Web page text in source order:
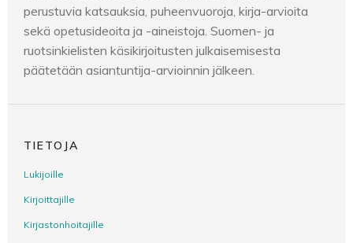
perustuvia katsauksia, puheenvuoroja, kirja-arvioita
sekä opetusideoita ja -aineistoja. Suomen- ja
ruotsinkielisten käsikirjoitusten julkaisemisesta
päätetään asiantuntija-arvioinnin jälkeen.
TIETOJA
Lukijoille
Kirjoittajille
Kirjastonhoitajille